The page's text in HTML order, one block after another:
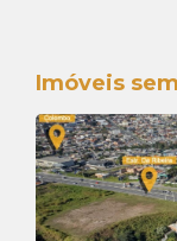
Imóveis